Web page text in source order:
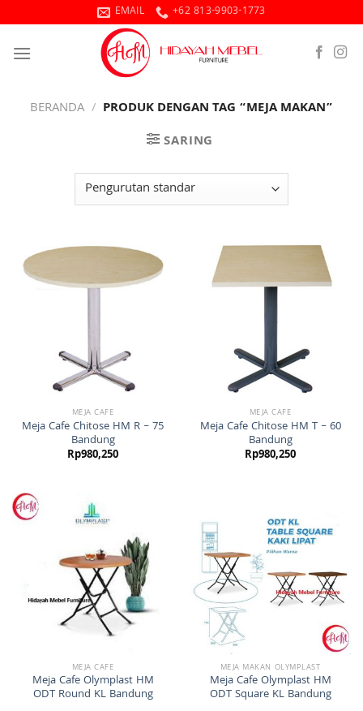
to
content
EMAIL +62 813-9903-1773
BERANDA / PRODUK DENGAN TAG “MEJA MAKAN”
SARING
MEJA CAFE
Meja Cafe Chitose HM R – 75
Bandung
Rp980,250
MEJA CAFE
Meja Cafe Chitose HM T – 60
Bandung
Rp980,250
MEJA CAFE
Meja Cafe Olymplast HM
ODT Round KL Bandung
MEJA MAKAN OLYMPLAST
Meja Cafe Olymplast HM
ODT Square KL Bandung